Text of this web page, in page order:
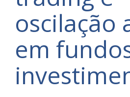
oscilação
em